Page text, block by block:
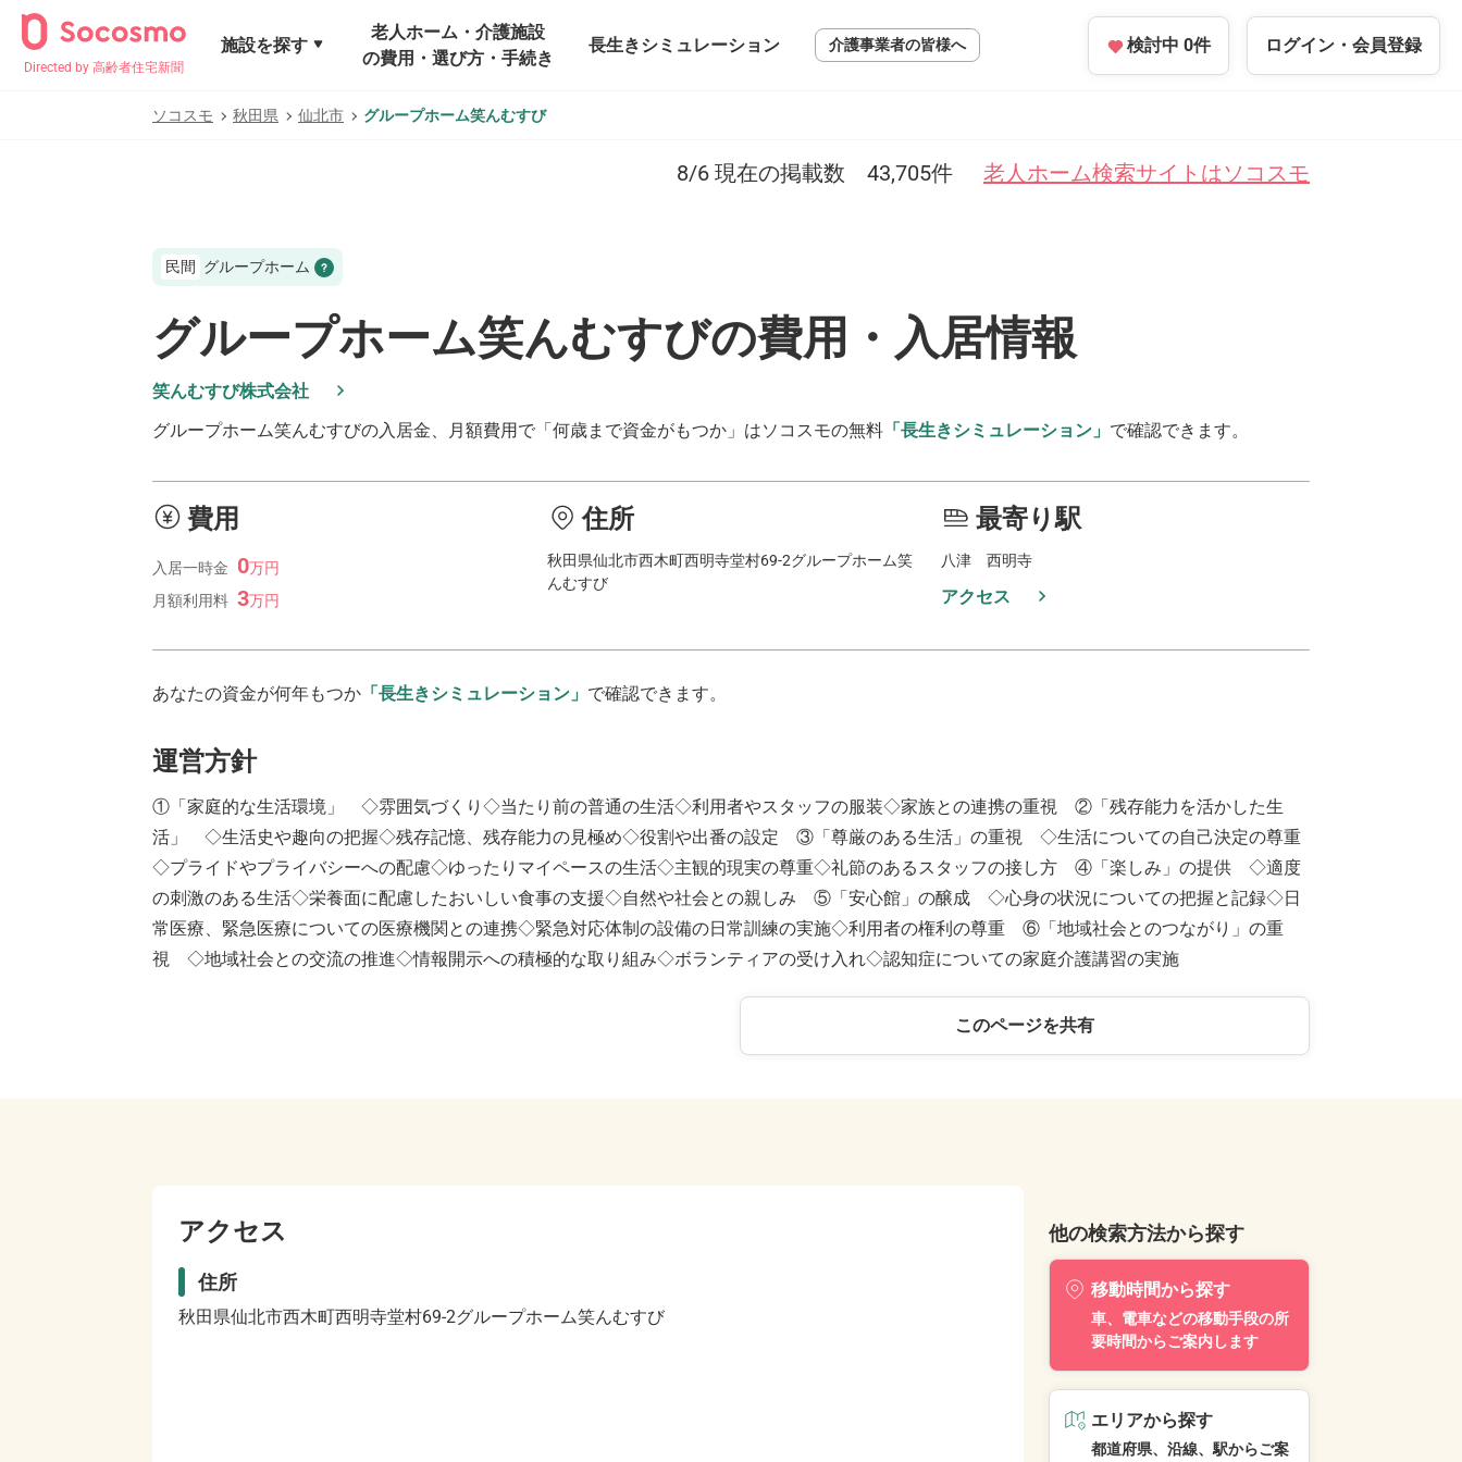
Directed by 高齢者住宅新聞
施設を探す
老人ホーム・介護施設
の費用・選び方・手続き
長生きシミュレーション 介護事業者の皆様へ 検討中 0件 ログイン・ 会員登録
ソコスモ 秋田県 仙北市 グループホーム笑んむすび
8/6 現在の掲載数 43,705件 老人ホーム検索サイトはソコスモ
民間 グループホーム
グループホーム笑んむすびの費用・入居情報
笑んむすび株式会社
グループホーム笑んむすびの入居金、月額費用で「何歳まで資金がもつか」はソコスモの無料 「長生きシミュレーション」 で確認できます。
費用
入居一時金 0万円
月額利用料 3万円
住所
秋田県仙北市西木町西明寺堂村69-2グループホーム笑
んむすび
最寄り駅
八津 西明寺
アクセス
あなたの資金が何年もつか 「長生きシミュレーション」 で確認できます。
運営方針
①「家庭的な生活環境」 ◇雰囲気づくり◇当たり前の普通の生活◇利用者やスタッフの服装◇家族との連携の重視 ②「残存能力を活かした生
活」 ◇生活史や趣向の把握◇残存記憶、残存能力の見極め◇役割や出番の設定 ③「尊厳のある生活」の重視 ◇生活についての自己決定の尊重
◇プライドやプライバシーへの配慮◇ゆったりマイペースの生活◇主観的現実の尊重◇礼節のあるスタッフの接し方 ④「楽しみ」の提供 ◇適度
の刺激のある生活◇栄養面に配慮したおいしい食事の支援◇自然や社会との親しみ ⑤「安心館」の醸成 ◇心身の状況についての把握と記録◇日
常医療、緊急医療についての医療機関との連携◇緊急対応体制の設備の日常訓練の実施◇利用者の権利の尊重 ⑥「地域社会とのつながり」の重
視 ◇地域社会との交流の推進◇情報開示への積極的な取り組み◇ボランティアの受け入れ◇認知症についての家庭介護講習の実施
このページを共有
アクセス
住所
秋田県仙北市西木町西明寺堂村69-2グループホーム笑んむすび
他の検索方法から探す
移動時間から探す
車、電車などの移動手段の所
要時間からご案内します
エリアから探す
都道府県、沿線、駅からご案